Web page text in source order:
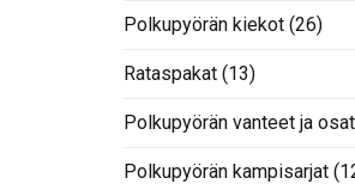
Polkupyörän kiekot (26)
Rataspakat (13)
Polkupyörän vanteet ja osat
Polkupyörän kampisarjat